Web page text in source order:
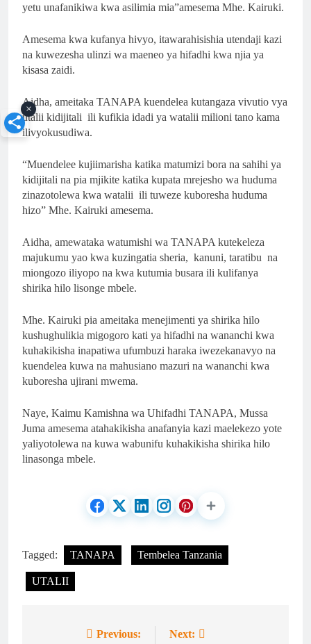
yetu unafanikiwa kwa asilimia mia”amesema Mhe. Kairuki.
Amesema kwa kufanya hivyo, itawarahisishia utendaji kazi
na kuwezesha ulinzi wa maeneo ya hifadhi kwa njia ya
kisasa zaidi.
Aidha, ameitaka TANAPA kuendelea kutangaza vivutio vya
utalii kidijitali ili kufikia idadi ya watalii milioni tano kama
ilivyokusudiwa.
“Muendelee kujiimarisha katika matumizi bora na sahihi ya
kidijitali na pia mjikite katika kupata mrejesho wa huduma
zinazotolewa kwa watalii ili tuweze kuboresha huduma
hizo” Mhe. Kairuki amesema.
Aidha, amewataka watumishi wa TANAPA kutekeleza
majukumu yao kwa kuzingatia sheria, kanuni, taratibu na
miongozo iliyopo na kwa kutumia busara ili kulifanya
shirika hilo lisonge mbele.
Mhe. Kairuki pia ameitaka menejimenti ya shirika hilo
kushughulikia migogoro kati ya hifadhi na wananchi kwa
kuhakikisha inapatiwa ufumbuzi haraka iwezekanavyo na
kuendelea kuwa na mahusiano mazuri na wananchi kwa
kuboresha ujirani mwema.
Naye, Kaimu Kamishna wa Uhifadhi TANAPA, Mussa
Juma amesema atahakikisha anafanyia kazi maelekezo yote
yaliyotolewa na kuwa wabunifu kuhakikisha shirika hilo
linasonga mbele.
Tagged: TANAPA Tembelea Tanzania
UTALII
Previous: Next:
×